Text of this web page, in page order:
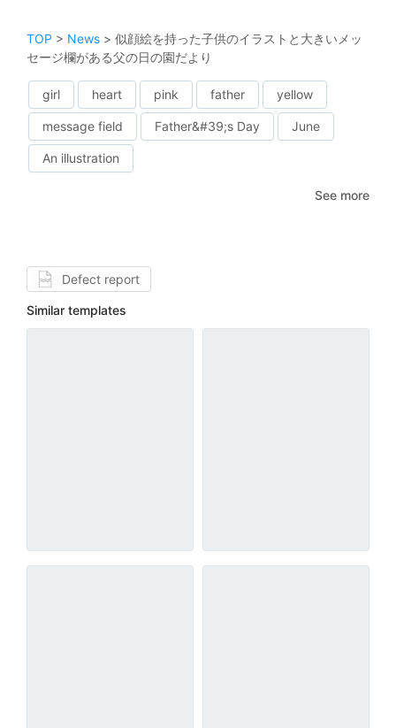
TOP > News > 似顔絵を持った子供のイラストと大きいメッ
セージ欄がある父の日の園だより
girl heart pink father yellow
message field Father&#39;s Day June
An illustration
See more
Defect report
Similar templates